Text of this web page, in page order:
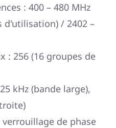
: 400 – 480 MHz
d'utilisation) / 2402 –
: 256 (16 groupes de
kHz (bande large),
de phase